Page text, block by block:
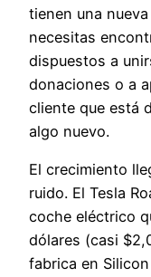
tienen una
necesitas
dispuestos a
donaciones o a
cliente que está
algo nuevo.
El crecimiento
ruido. El Tesla
coche eléctrico
dólares (casi
fabrica en